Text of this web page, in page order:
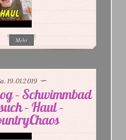
Mehr
19.01.2019
– Schwimmbad
– Haul –